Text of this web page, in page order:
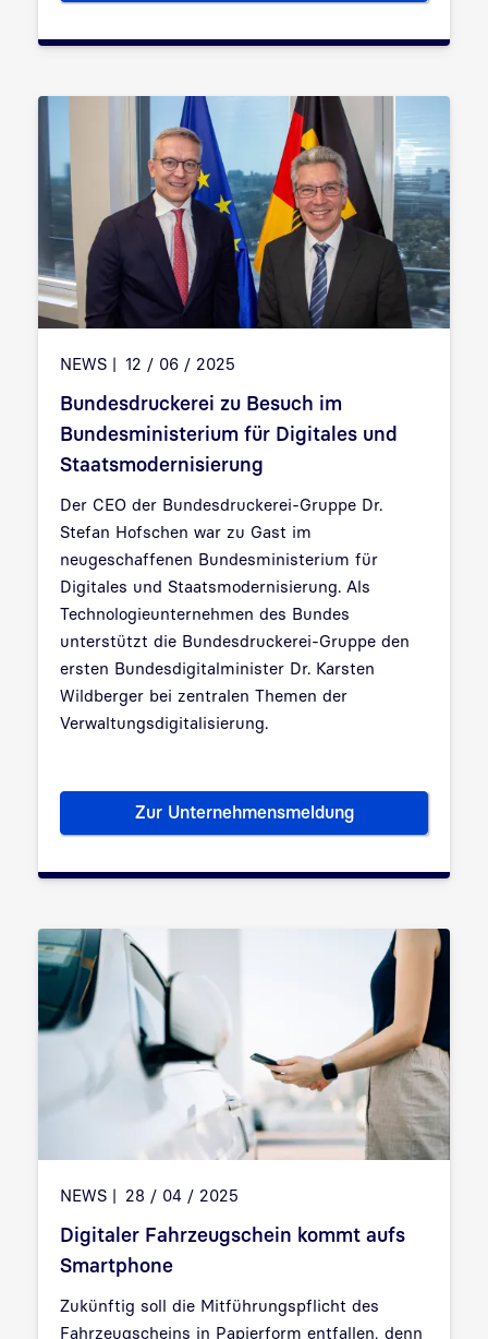
NEWS 12 / 06 / 2025
Bundesdruckerei zu Besuch im
Bundesministerium für Digitales und
Staatsmodernisierung
Der CEO der Bundesdruckerei-Gruppe Dr.
Stefan Hofschen war zu Gast im
neugeschaffenen Bundesministerium für
Digitales und Staatsmodernisierung. Als
Technologieunternehmen des Bundes
unterstützt die Bundesdruckerei-Gruppe den
ersten Bundesdigitalminister Dr. Karsten
Wildberger bei zentralen Themen der
Verwaltungsdigitalisierung.
Zur UnternehmensmeldungBundesdruckerei zu Besuch
NEWS 28 / 04 / 2025
Digitaler Fahrzeugschein kommt aufs
Smartphone
Zukünftig soll die Mitführungspflicht des
Fahrzeugscheins in Papierform entfallen, denn